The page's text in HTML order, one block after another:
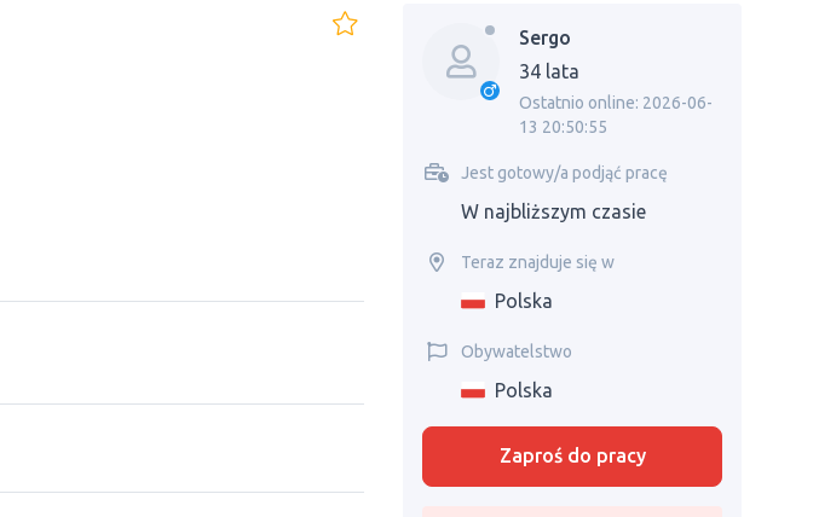
Sergo
34 lata
Ostatnio online: 2026-06-
13 20:50:55
Jest gotowy/a podjąć pracę
W najbliższym czasie
Teraz znajduje się w
Polska
Obywatelstwo
Polska
Zaproś do pracy